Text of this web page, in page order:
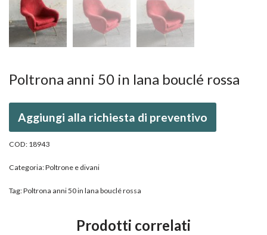
Poltrona anni 50 in lana bouclé rossa
Aggiungi alla richiesta di preventivo
COD: 18943
Categoria:Poltrone e divani
Tag:Poltrona anni 50 in lana bouclé rossa
Prodotti correlati